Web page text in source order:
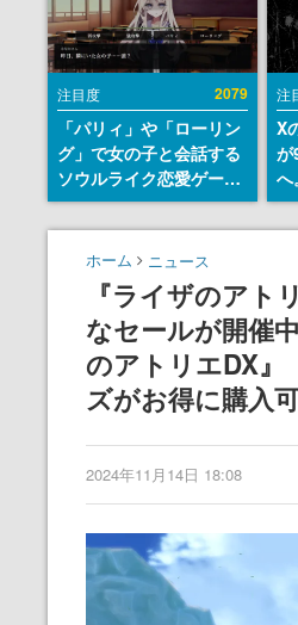
注目度 2079
「パリィ」や「ローリン
グ」で女の子と会話する
ソウルライク恋愛ゲーム
『小早川さんはソウルラ
イク』無料公開。返事に
失敗すると「YOU
DIED」
注
X
が
へ
ホーム ニュース
『ライザのアト
なセールが開催
のアトリエDX』
ズがお得に購入
2024年11月14日 18:08